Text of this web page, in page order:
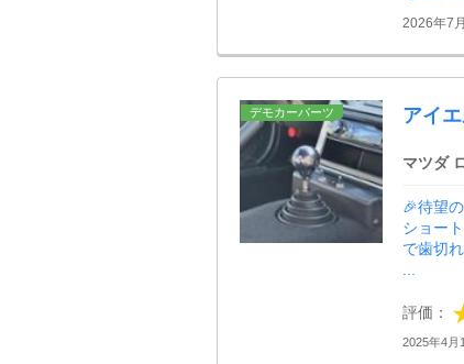
2026年7
デモカーパーツ アイ
マツダ
🎉待望
ショー
で歯切
評価：
2025年4月